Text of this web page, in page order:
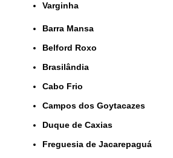
Varginha
Barra Mansa
Belford Roxo
Brasilândia
Cabo Frio
Campos dos Goytacazes
Duque de Caxias
Freguesia de Jacarepaguá